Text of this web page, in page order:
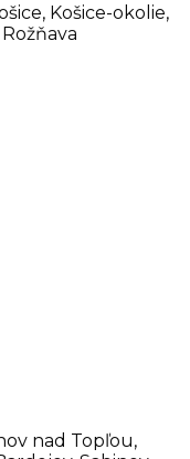
Košice-okolie,
nad Topľou,